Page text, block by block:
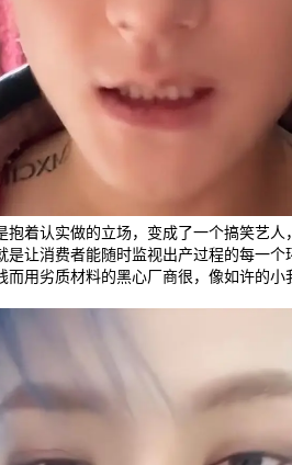
抱着认实做的立场，变成了一个搞笑艺
是让消费者能随时监视出产过程的每一个
而用劣质材料的黑心厂商很，像如许的